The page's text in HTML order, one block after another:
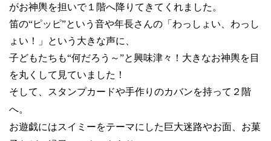
がお神輿を担いで１階へ降りてきてくれました。
笛の“ピッピ”という音や年長さんの「わっしょい、わっし
ょい！」という大きな声に、
子どもたちも“何だろう～”と興味津々！大きなお神輿を目
を丸くして見ていました！
そして、スタンプカードや手作りのカバンを持って２階
へ。
お遊戯にはスイミーをテーマにした巨大迷路やお面、お菓